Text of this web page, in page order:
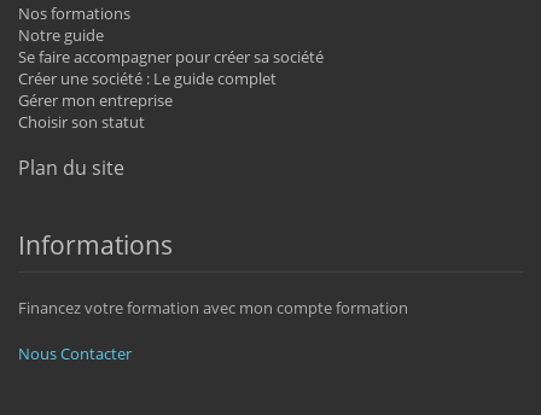
Nos formations
Notre guide
Se faire accompagner pour créer sa société
Créer une société : Le guide complet
Gérer mon entreprise
Choisir son statut
Plan du site
Informations
Financez votre formation avec mon compte formation
Nous Contacter